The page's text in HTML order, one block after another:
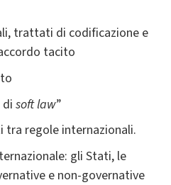
trattati di codificazione e
tacito
soft law”
regole internazionali.
gli Stati, le
e non-governative